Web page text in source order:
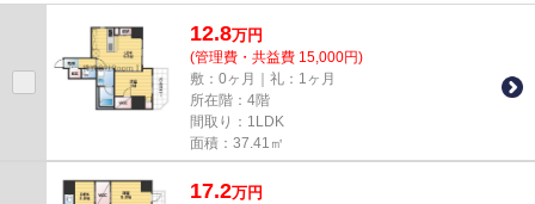
12.8万円
(管理費・共益費 15,000円)
敷：0ヶ月｜礼：1ヶ月
所在階：4階
間取り：1LDK
面積：37.41㎡
17.2万円